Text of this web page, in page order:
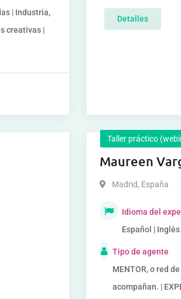
| Industria,
creativas |
Detalles
Taller práctico
Maureen
Madrid, España
Idioma del
Español | Inglés
Tipo de agente
MENTOR, o red
acompañan. |